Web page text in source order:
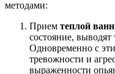
методами:
Прием теплой
состояние,
Одновременно с
тревожности и
выраженности